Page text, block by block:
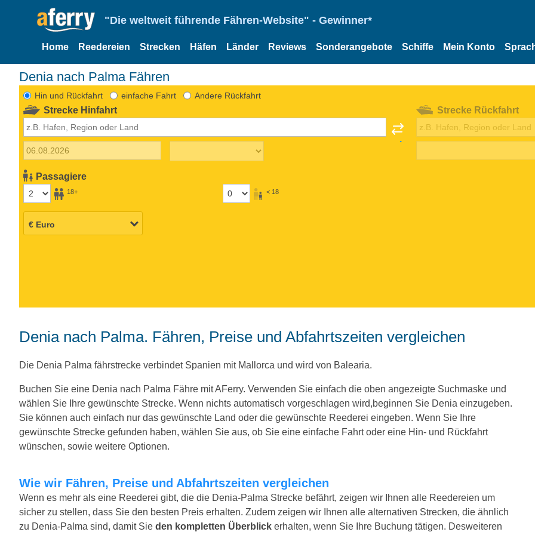
"Die weltweit führende Fähren-Website" - Gewinner*
Home Reedereien Strecken Häfen Länder Reviews Sonderangebote Schiffe Mein Konto
Denia nach Palma Fähren
Hin und Rückfahrt einfache Fahrt Andere Rückfahrt
Strecke Hinfahrt
Passagiere
18+ < 18
Strecke Rückfahrt
Denia nach Palma. Fähren, Preise und Abfahrtszeiten vergleichen
Die Denia Palma fährstrecke verbindet Spanien mit Mallorca und wird von Balearia.
Buchen Sie eine Denia nach Palma Fähre mit AFerry. Verwenden Sie einfach die oben angezeigte Suchmaske und
wählen Sie Ihre gewünschte Strecke. Wenn nichts automatisch vorgeschlagen wird,beginnen Sie Denia einzugeben.
Sie können auch einfach nur das gewünschte Land oder die gewünschte Reederei eingeben. Wenn Sie Ihre
gewünschte Strecke gefunden haben, wählen Sie aus, ob Sie eine einfache Fahrt oder eine Hin- und Rückfahrt
wünschen, sowie weitere Optionen.
Wie wir Fähren, Preise und Abfahrtszeiten vergleichen
Wenn es mehr als eine Reederei gibt, die die Denia-Palma Strecke befährt, zeigen wir Ihnen alle Reedereien um
sicher zu stellen, dass Sie den besten Preis erhalten. Zudem zeigen wir Ihnen alle alternativen Strecken, die ähnlich
zu Denia-Palma sind, damit Sie den kompletten Überblick erhalten, wenn Sie Ihre Buchung tätigen. Desweiteren